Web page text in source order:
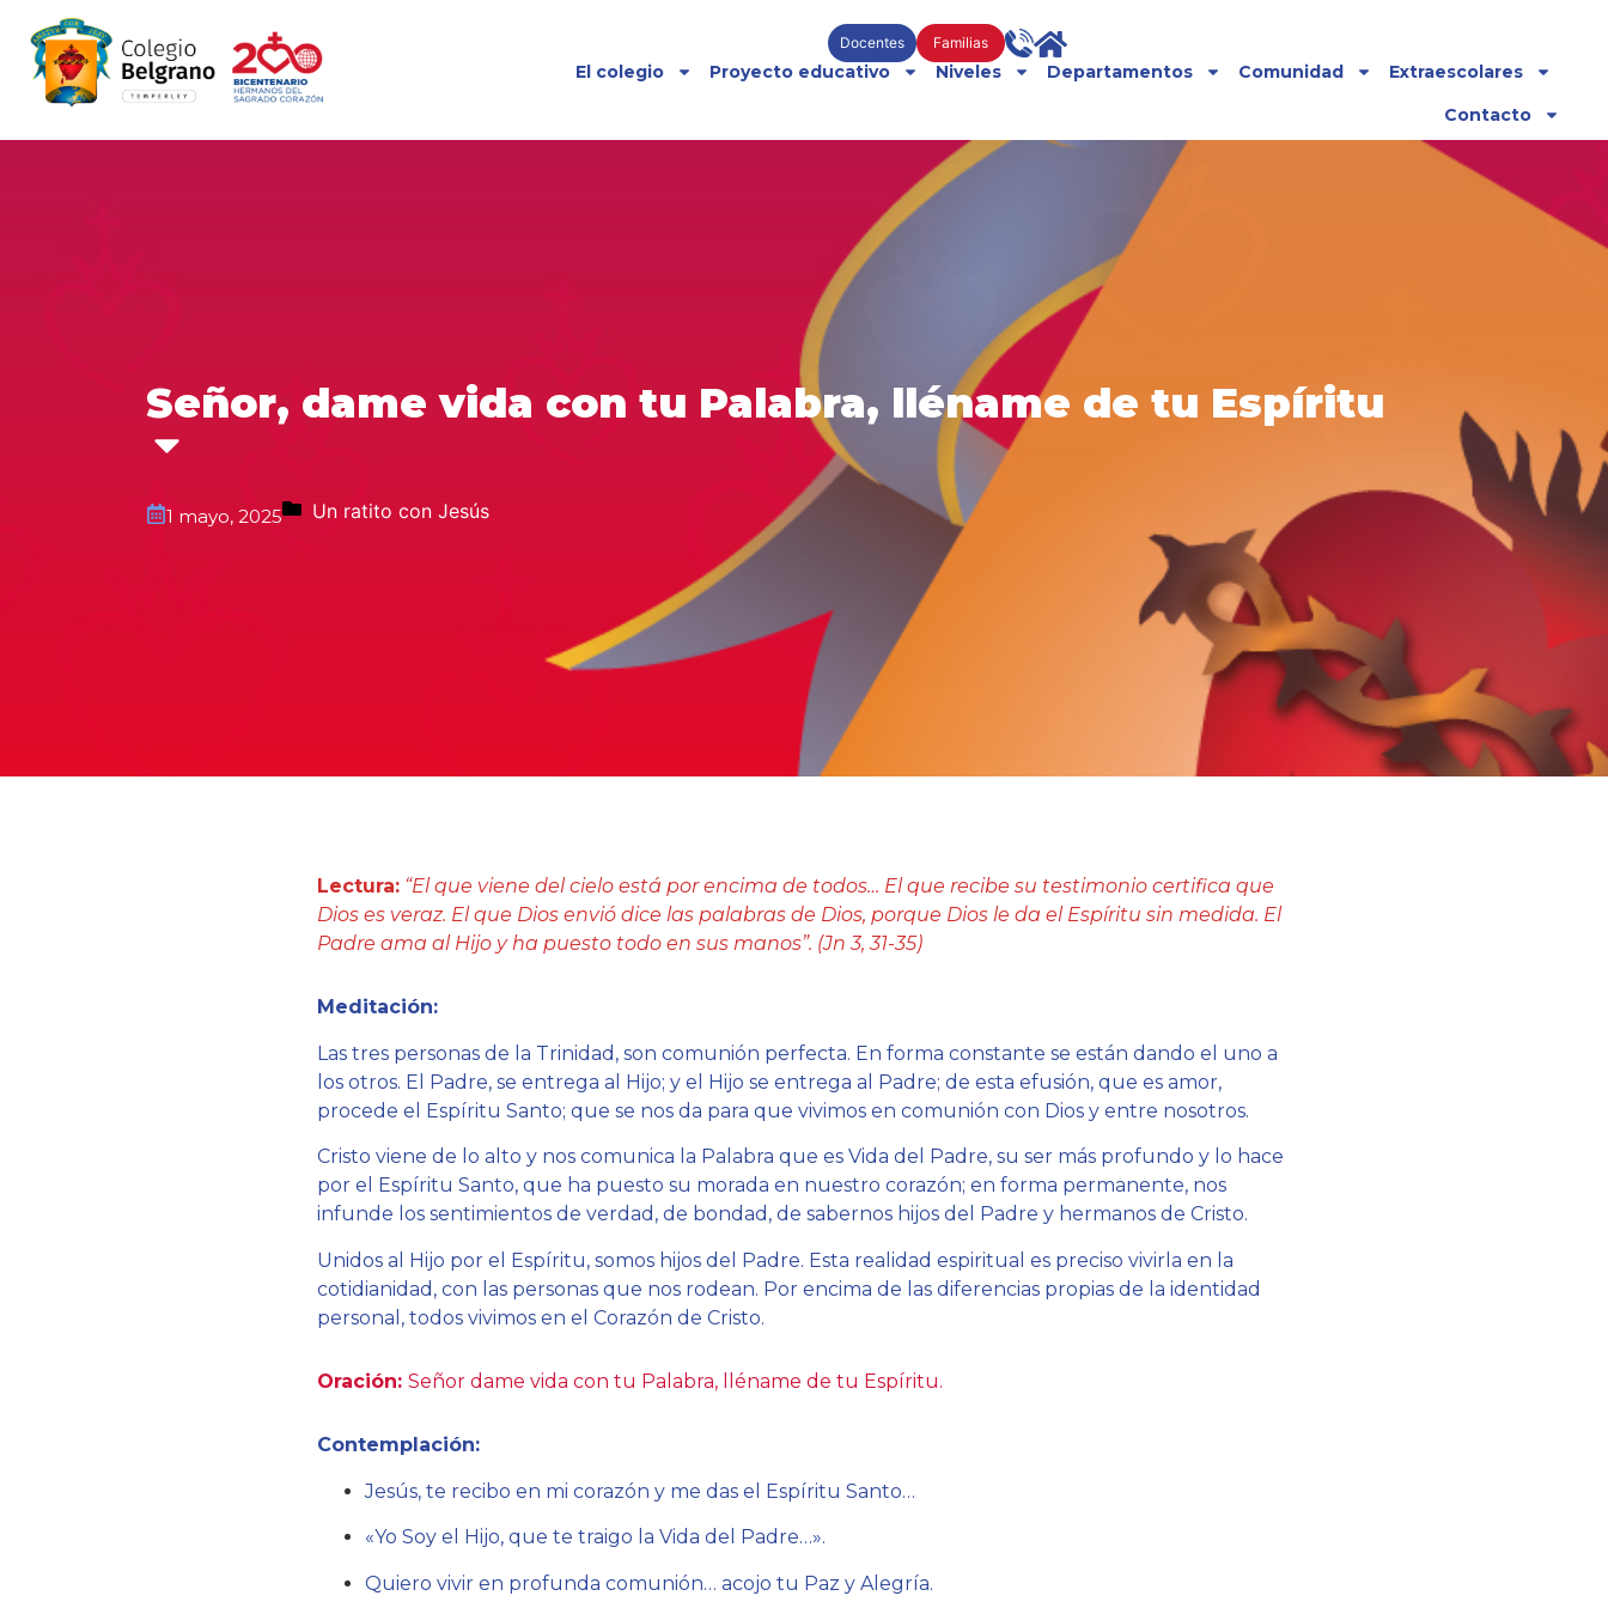
Docentes Familias
El colegio Proyecto educativo Niveles Departamentos Comunidad
Extraescolares
Contacto
Señor, dame vida con tu Palabra, lléname de tu Espíritu
1 mayo, 2025 Un ratito con Jesús
Lectura: “El que viene del cielo está por encima de todos… El que recibe su testimonio certifica que
Dios es veraz. El que Dios envió dice las palabras de Dios, porque Dios le da el Espíritu sin medida. El
Padre ama al Hijo y ha puesto todo en sus manos”. (Jn 3, 31-35)
Meditación:
Las tres personas de la Trinidad, son comunión perfecta. En forma constante se están dando el uno a
los otros. El Padre, se entrega al Hijo; y el Hijo se entrega al Padre; de esta efusión, que es amor,
procede el Espíritu Santo; que se nos da para que vivimos en comunión con Dios y entre nosotros.
Cristo viene de lo alto y nos comunica la Palabra que es Vida del Padre, su ser más profundo y lo hace
por el Espíritu Santo, que ha puesto su morada en nuestro corazón; en forma permanente, nos
infunde los sentimientos de verdad, de bondad, de sabernos hijos del Padre y hermanos de Cristo.
Unidos al Hijo por el Espíritu, somos hijos del Padre. Esta realidad espiritual es preciso vivirla en la
cotidianidad, con las personas que nos rodean. Por encima de las diferencias propias de la identidad
personal, todos vivimos en el Corazón de Cristo.
Oración: Señor dame vida con tu Palabra, lléname de tu Espíritu.
Contemplación:
Jesús, te recibo en mi corazón y me das el Espíritu Santo…
«Yo Soy el Hijo, que te traigo la Vida del Padre…».
Quiero vivir en profunda comunión… acojo tu Paz y Alegría.